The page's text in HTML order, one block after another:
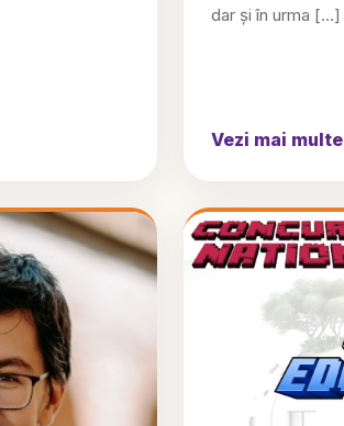
dar și în urma […]
Vezi mai multe